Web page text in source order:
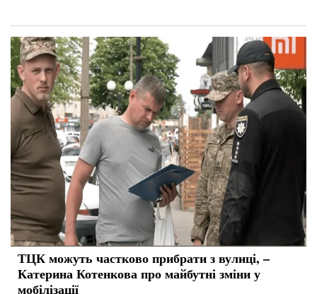
ТЦК можуть частково прибрати з вулиці, –
Катерина Котенкова про майбутні зміни у
мобілізації